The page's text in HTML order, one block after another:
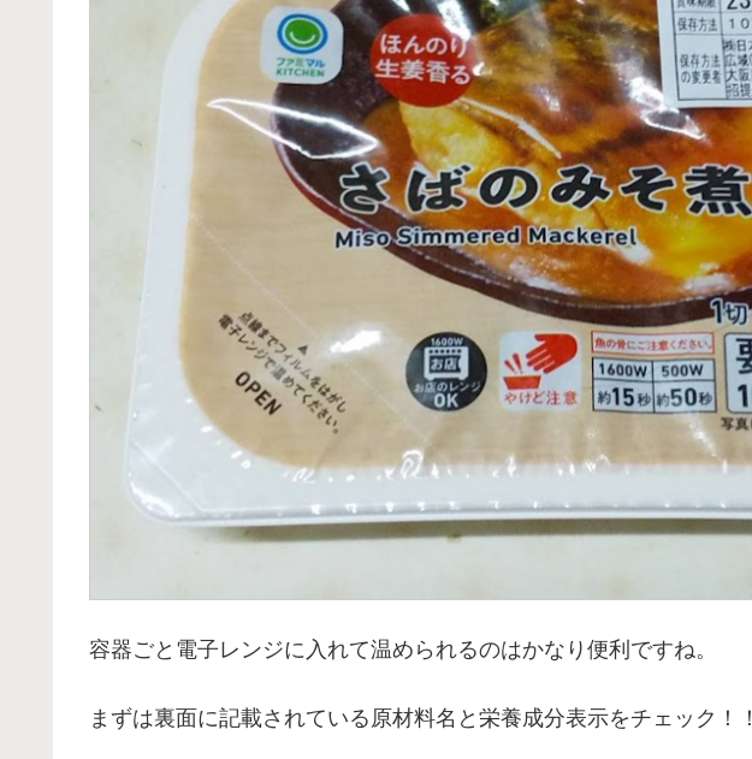
容器ごと電子レンジに入れて温められるのはかなり便利ですね。
まずは裏面に記載されている原材料名と栄養成分表示をチェック！！